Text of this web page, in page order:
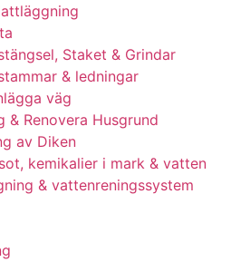
Staket & Grindar
& ledningar
väg
& Renovera Husgrund
av Diken
kemikalier i mark & vatten
& vattenreningssystem